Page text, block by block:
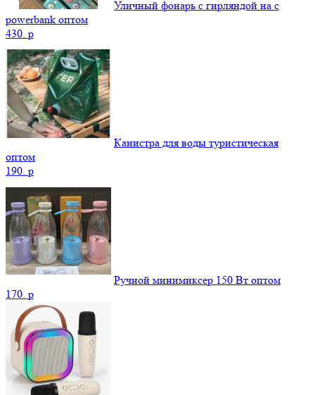
Уличный фонарь с гирляндой на с
powerbank оптом
430. p
Канистра для воды туристическая
оптом
190. p
Ручной минимиксер 150 Вт оптом
170. p